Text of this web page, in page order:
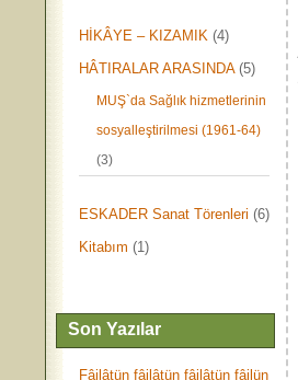
HİKÂYE – KIZAMIK (4)
HÂTIRALAR ARASINDA(5)
MUŞ`da Sağlık hizmetlerinin
sosyalleştirilmesi (1961-64)
(3)
ESKADER Sanat Törenleri (6)
Kitabım (1)
Son Yazılar
Fâilâtün fâilâtün fâilâtün fâilün